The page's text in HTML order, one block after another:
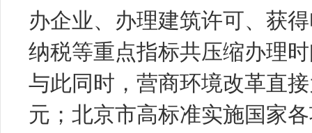
办企业、办理建筑许可、获
纳税等重点指标共压缩办理
与此同时，营商环境改革直
元；北京市高标准实施国家